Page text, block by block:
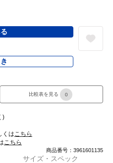
比較表を見る 0
)
くはこちら
こちら
商品番号：3961601135
サイズ・スペック